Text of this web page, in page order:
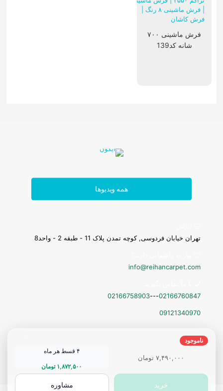
ناموجود
۷,۴۹۰,۰۰۰ تومان
۴ قسط هر ماه
۱,۸۷۲,۵۰۰ تومان
خرید مشاوره
فرش ماشینی ۷۰۰
شانه کد139
همه ویدیوها
تهران خیابان فردوسی, کوچه تمدن پلاک 11 - طبقه 2 - واحد8
info@reihancarpet.com
02166760847
---
02166758903
09121340970